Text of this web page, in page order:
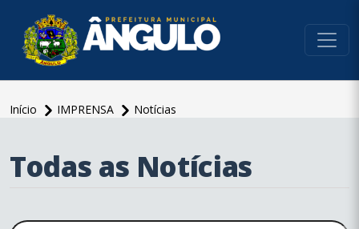
Início IMPRENSA Notícias
Todas as Notícias